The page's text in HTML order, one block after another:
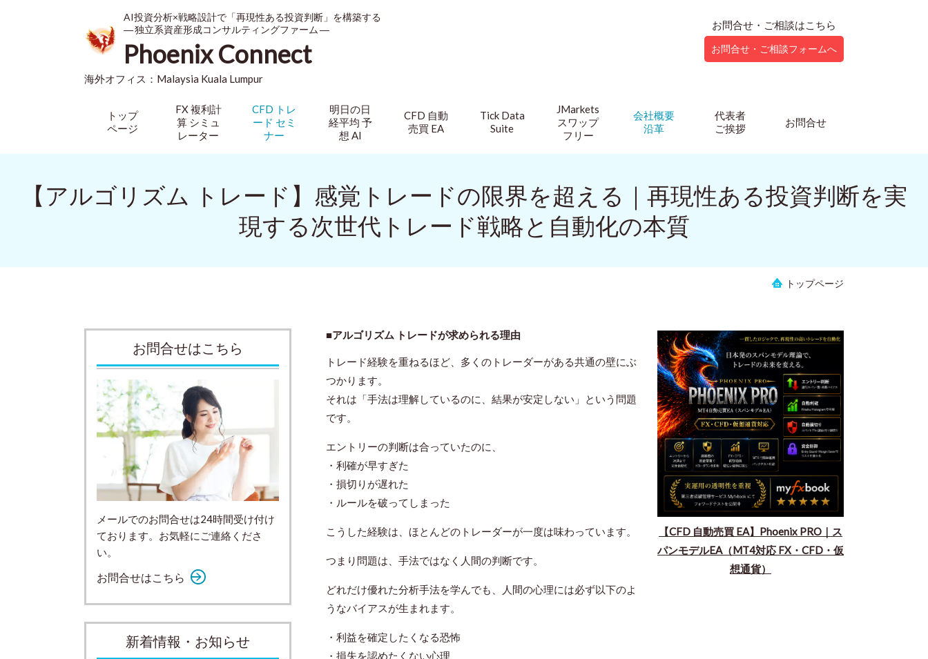
AI投資分析×戦略設計で「再現性ある投資判断」を構築する
― 独立系資産形成コンサルティングファーム ―
Phoenix Connect
海外オフィス： Malaysia Kuala Lumpur
お問合せ・ご相談はこちら
お問合せ・ご相談フォームへ
トップ
ページ
FX 複利計
算 シミュ
レーター
CFD トレ
ード セミ
ナー
明日の日
経平均 予
想 AI
CFD 自動
売買 EA
Tick Data
Suite
JMarkets
スワップ
フリー
会社概要
沿革
代表者
ご挨拶
お問合せ
【アルゴリズム トレード】感覚トレードの限界を超える｜再現性ある投資判断を実
現する次世代トレード戦略と自動化の本質
トップページ
​【CFD 自動売買 EA】Phoenix PRO｜ス
パンモデルEA（MT4対応 FX・CFD・仮
想通貨）
■アルゴリズム トレードが求められる理由
トレード経験を重ねるほど、多くのトレーダーがある共通の壁にぶ
つかります。
それは「手法は理解しているのに、結果が安定しない」という問題
です。
エントリーの判断は合っていたのに、
・利確が早すぎた
・損切りが遅れた
・ルールを破ってしまった
こうした経験は、ほとんどのトレーダーが一度は味わっています。
つまり問題は、手法ではなく 人間の判断です。
どれだけ優れた分析手法を学んでも、人間の心理には必ず以下のよ
うなバイアスが生まれます。
・利益を確定したくなる恐怖
・損失を認めたくない心理
お問合せはこちら
メールでのお問合せは24時間受け付け
ております。お気軽にご連絡くださ
い。
お問合せはこちら
新着情報・お知らせ